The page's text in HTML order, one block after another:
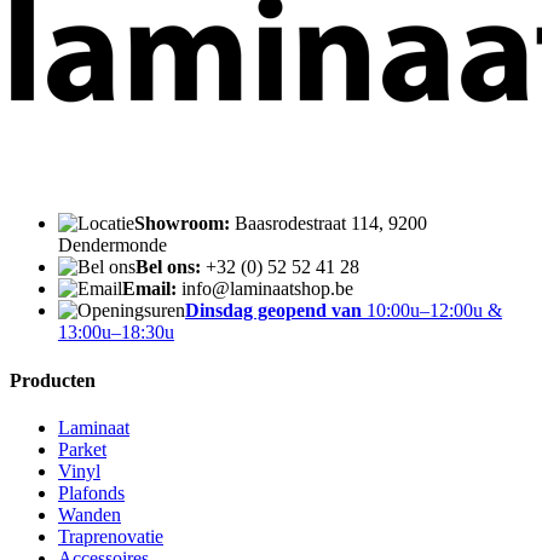
Showroom: Baasrodestraat 114, 9200
Dendermonde
Bel ons: +32 (0) 52 52 41 28
Email: info@laminaatshop.be
Dinsdag geopend van 10:00u–12:00u &
13:00u–18:30u
Producten
Laminaat
Parket
Vinyl
Plafonds
Wanden
Traprenovatie